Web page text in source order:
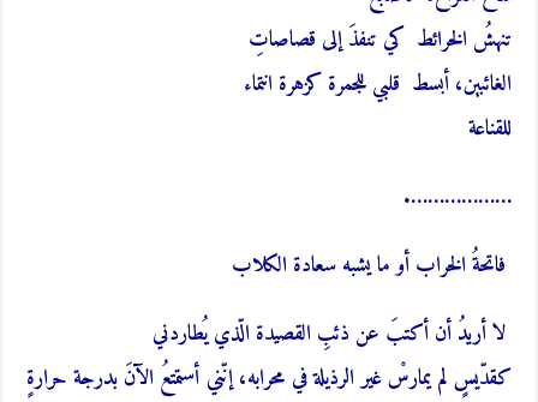
تنهشُ الخرائط كي تنفذَ إلى قصاصاتِ
الغائبين، أبسط قلبي للجمرة كزهرة انتماء
للقناعة
……………….
فاتحةُ الخراب أو ما يشبه سعادة الكلاب
لا أريدُ أن أكتبَ عن ذئبِ القصيدة الّذي يُطاردني
كقدّيسٍ لم يمارسْ غير الرذيلة في محرابه، إنّني أستمتعُ الآنَ بدرجة حرارةٍ